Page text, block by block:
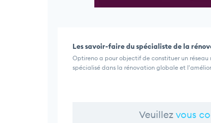
Les savoir-faire du spécialiste de la
Optireno a pour objectif de constituer un
spécialisé dans la rénovation globale et
Veuillezvous